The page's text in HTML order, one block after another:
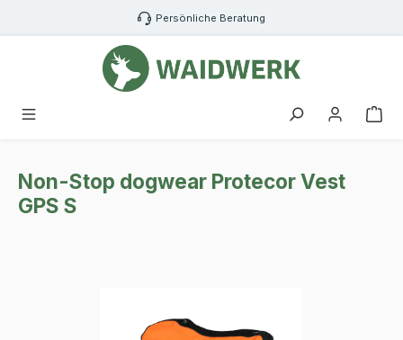
Zum Hauptinhalt springen Persönliche Beratung
Non-Stop dogwear Protecor Vest
GPS S